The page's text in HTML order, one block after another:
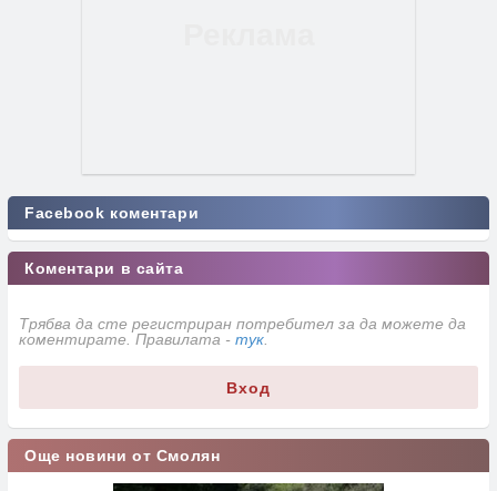
Facebook коментари
Коментари в сайта
Трябва да сте регистриран потребител за да можете да
коментирате. Правилата - тук
Вход
Още новини от Смолян